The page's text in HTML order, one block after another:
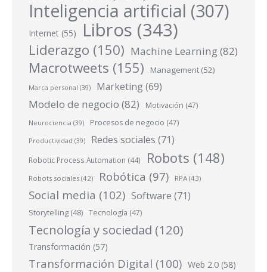
Inteligencia artificial (307)
Internet (55) Libros (343)
Liderazgo (150) Machine Learning(82)
Macrotweets (155) Management (52)
Marca personal (39) Marketing (69)
Modelo de negocio (82) Motivación (47)
Neurociencia (39) Procesos de negocio (47)
Productividad (39) Redes sociales (71)
Robotic Process Automation (44) Robots (148)
Robots sociales (42) Robótica (97) RPA (43)
Social media (102) Software (71)
Storytelling (48) Tecnología (47)
Tecnología y sociedad (120)
Transformación (57)
Transformación Digital (100) Web 2.0 (58)